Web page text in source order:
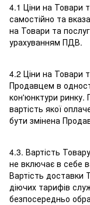
4.1 Ціни на Товари
самостійно та
на Товари та
урахуванням ПДВ.
4.2 Ціни на Товари
Продавцем в
кон'юнктури ринку.
вартість якої
бути змінена
4.3. Вартість
не включає в себе
Вартість доставки
діючих тарифів
безпосередньо